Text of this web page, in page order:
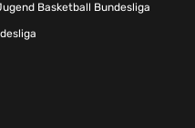
Basketball Bundesliga